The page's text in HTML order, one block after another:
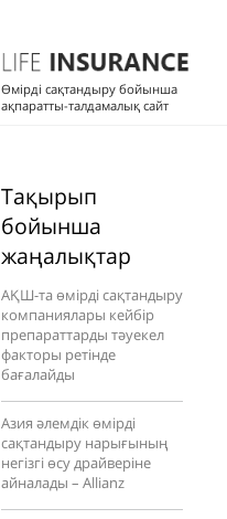
Өмірді сақтандыру бойынша
ақпаратты-талдамалық сайт
Тақырып
бойынша
жаңалықтар
АҚШ-та өмірді сақтандыру
компаниялары кейбір
препараттарды тәуекел
факторы ретінде
бағалайды
Азия әлемдік өмірді
сақтандыру нарығының
негізгі өсу драйверіне
айналады – Allianz